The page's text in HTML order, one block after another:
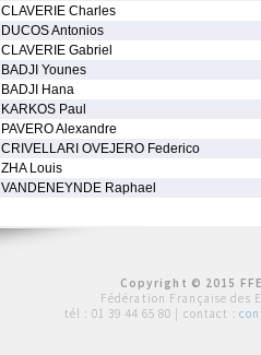
CLAVERIE Charles
DUCOS Antonios
CLAVERIE Gabriel
BADJI Younes
BADJI Hana
KARKOS Paul
PAVERO Alexandre
CRIVELLARI OVEJERO Federico
ZHA Louis
VANDENEYNDE Raphael
Copyright © 2015
Fédération Française des
tél : 01 39 44 65 80 | contact :